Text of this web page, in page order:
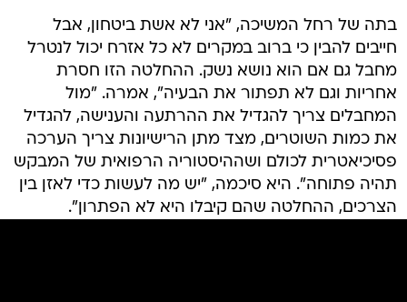
בתה של רחל המשיכה, "אני לא אשת ביטחון, אבל
חייבים להבין כי ברוב במקרים לא כל אזרח יכול לנטרל
מחבל גם אם הוא נושא נשק. ההחלטה הזו חסרת
אחריות וגם לא תפתור את הבעיה", אמרה. "מול
המחבלים צריך להגדיל את ההרתעה והענישה, להגדיל
את כמות השוטרים, מצד מתן הרישיונות צריך הערכה
פסיכיאטרית לכולם ושההיסטוריה הרפואית של המבקש
תהיה פתוחה". היא סיכמה, "יש מה לעשות כדי לאזן בין
הצרכים, ההחלטה שהם קיבלו היא לא הפתרון".